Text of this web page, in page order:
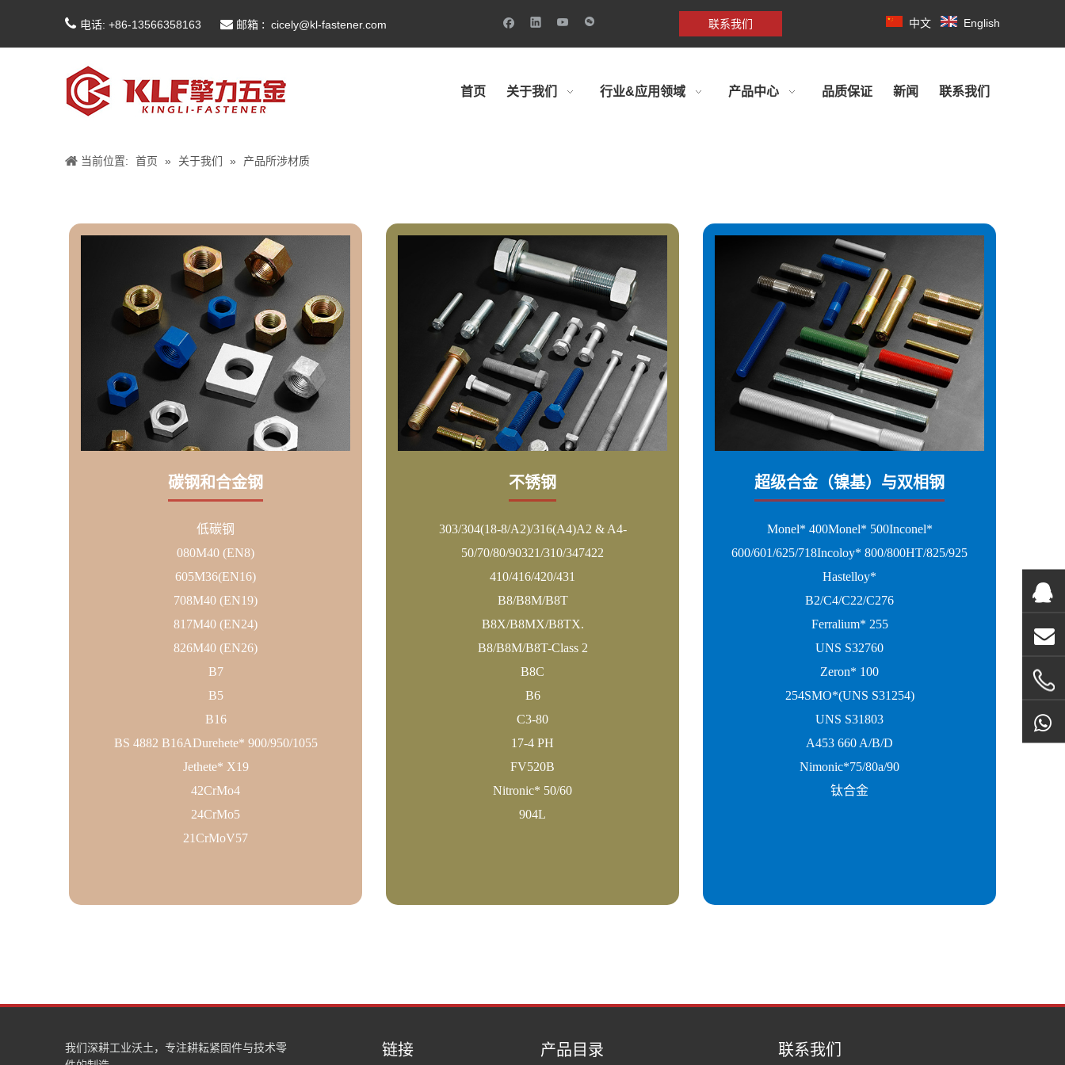
 电话: +86-13566358163  邮箱 : cicely@kl-fastener.com 联系我们 中文 English
首页 关于我们 行业&应用领域 产品中心 品质保证 新闻 联系我们
当前位置: 首页 » 关于我们 » 产品所涉材质
碳钢和合金钢
低碳钢
080M40 (EN8)
605M36(EN16)
708M40 (EN19)
817M40 (EN24)
826M40 (EN26)
B7
B5
B16
BS 4882 B16ADurehete* 900/950/1055
Jethete* X19
42CrMo4
24CrMo5
21CrMoV57
不锈钢
303/304(18-8/A2)/316(A4)A2 & A4-
50/70/80/90321/310/347422
410/416/420/431
B8/B8M/B8T
B8X/B8MX/B8TX.
B8/B8M/B8T-Class 2
B8C
B6
C3-80
17-4 PH
FV520B
Nitronic* 50/60
904L
超级合金（镍基）与双相钢
Monel* 400Monel* 500Inconel*
600/601/625/718Incoloy* 800/800HT/825/925
Hastelloy*
B2/C4/C22/C276
Ferralium* 255
UNS S32760
Zeron* 100
254SMO*(UNS S31254)
UNS S31803
A453 660 A/B/D
Nimonic*75/80a/90
钛合金
我们深耕工业沃土，专注耕耘紧固件与技术零
链接 产品目录 联系我们